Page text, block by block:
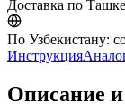
Доставка по
По Узбекистану:
Инструкция
Описание